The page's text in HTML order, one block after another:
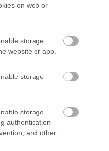
on web or
storage
website or app.
storage
storage
authentication
and other
Giorgio